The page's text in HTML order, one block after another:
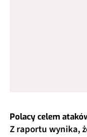
Polacy celem
Z raportu wynika,